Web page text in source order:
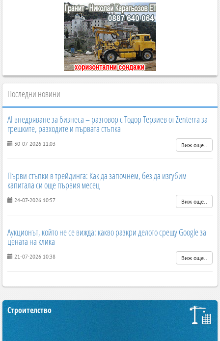
Последни новини
AI внедряване за бизнеса – разговор с Тодор Терзиев от Zenterra за
грешките, разходите и първата стъпка
30-07-2026 11:03 Виж още..
Първи стъпки в трейдинга: Как да започнем, без да изгубим
капитала си още първия месец
24-07-2026 10:57 Виж още..
Аукционът, който не се вижда: какво разкри делото срещу Google за
цената на клика
21-07-2026 10:38 Виж още..
Строителство